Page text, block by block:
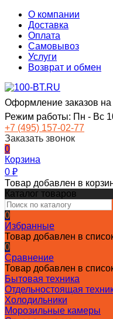
О компании
Доставка
Оплата
Самовывоз
Услуги
Возврат и обмен
Оформление заказов на
Режим работы: Пн - Вс
+7 (495) 157-02-77
Заказать звонок
0
Корзина
0 ₽
Товар добавлен в
Каталог товаров
0
Избранные
Товар добавлен в
0
Сравнение
Товар добавлен в
Бытовая техника
Отдельностоящая
Холодильники
Морозильные камеры